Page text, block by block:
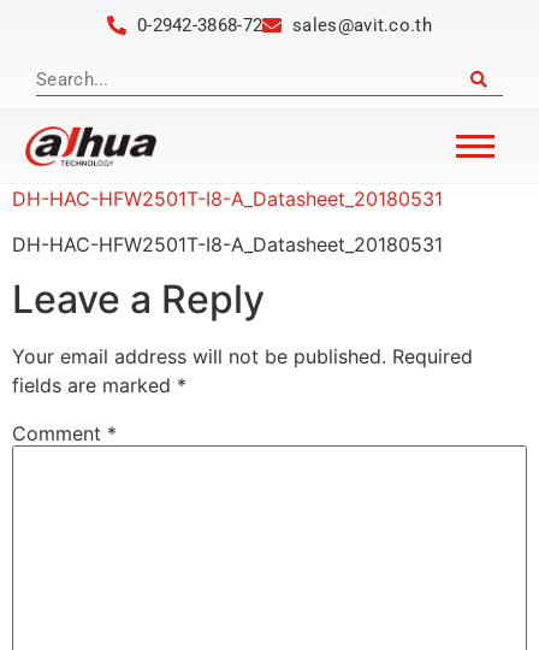
0-2942-3868-72 sales@avit.co.th
DH-HAC-HFW2501T-I8-A_Datasheet_20180531
DH-HAC-HFW2501T-I8-A_Datasheet_20180531
Leave a Reply
Your email address will not be published. Required
fields are marked *
Comment *